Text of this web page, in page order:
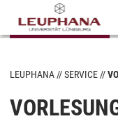
LEUPHANA SERVICE